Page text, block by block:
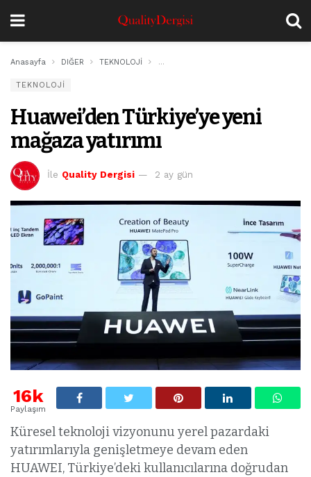
Anasayfa DIĞER TEKNOLOJİ Huawei’den Türkiye’ye yeni mağaza
TEKNOLOJİ
Huawei’den Türkiye’ye yeni
mağaza yatırımı
İle Quality Dergisi 2 ay gün
16k
Paylaşım
Küresel teknoloji vizyonunu yerel pazardaki
yatırımlarıyla genişletmeye devam eden
HUAWEI, Türkiye’deki kullanıcılarına doğrudan